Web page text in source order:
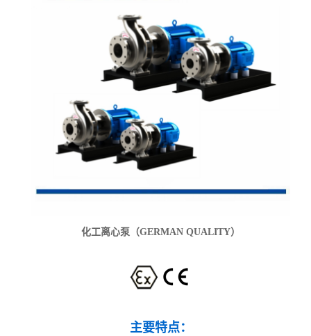
化工离心泵（GERMAN QUALITY）
主要特点：